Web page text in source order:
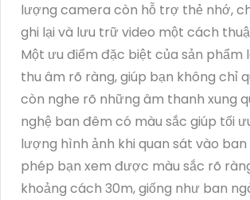
lượng camera còn hỗ trợ thẻ nhớ,
ghi lại và lưu trữ video một cách
Một ưu điểm đặc biệt của sản phẩm
thu âm rõ ràng, giúp bạn không chỉ
còn nghe rõ những âm thanh xung
nghệ ban đêm có màu sắc giúp tối
lượng hình ảnh khi quan sát vào
phép bạn xem được màu sắc rõ
khoảng cách 30m, giống như ban